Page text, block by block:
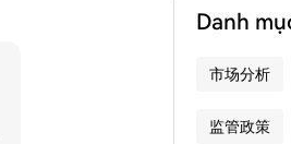
Danh
市场分析
监管政策